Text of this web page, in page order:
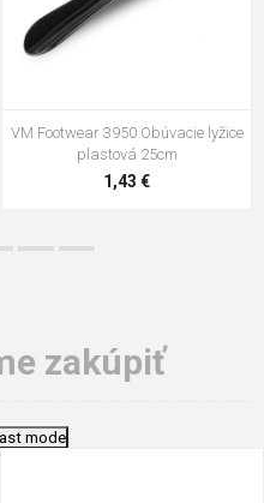
VM Footwear 3102 Šnúrky ploché
0,79 €
zakúpiť
mode